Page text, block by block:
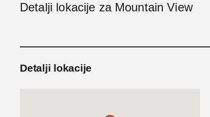
Detalji lokacije za Mountain View
Detalji lokacije